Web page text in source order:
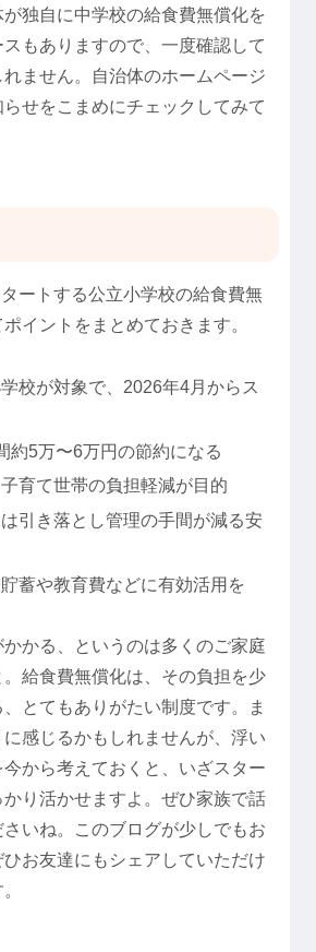
独自に中学校の給食費無償化を
もありますので、一度確認して
ません。自治体のホームページ
せをこまめにチェックしてみて
ートする公立小学校の給食費無
イントをまとめておきます。
校が対象で、2026年4月からス
約5万〜6万円の節約になる
育て世帯の負担軽減が目的
引き落とし管理の手間が減る安
蓄や教育費などに有効活用を
かる、というのは多くのご家庭
給食費無償化は、その負担を少
とてもありがたい制度です。ま
感じるかもしれませんが、浮い
から考えておくと、いざスター
かり活かせますよ。ぜひ家族で話
さいね。このブログが少しでもお
お友達にもシェアしていただけ